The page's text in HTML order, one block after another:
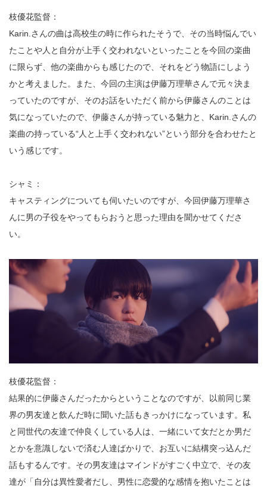
枝優花監督：
Karin.さんの曲は高校生の時に作られたそうで、その当時悩んでい
たことや人と自分が上手く交われないといったことを今回の楽曲
に限らず、他の楽曲からも感じたので、それをどう物語にしよう
かと考えました。また、今回の主演は伊藤万理華さんで元々決ま
っていたのですが、そのお話をいただく前から伊藤さんのことは
気になっていたので、伊藤さんが持っている魅力と、Karin.さんの
楽曲の持っている“人と上手く交われない”という部分を合わせたと
いう感じです。
シャミ：
キャスティングについても伺いたいのですが、今回伊藤万理華さ
んに男の子役をやってもらおうと思った理由を聞かせてくださ
い。
枝優花監督：
結果的に伊藤さんだったからということなのですが、以前同じ業
界の男友達と飲んだ時に聞いた話もきっかけになっています。私
と同世代の友達で仲良くしている人は、一緒にいて女だとか男だ
とかを意識しないで済む人達ばかりで、お互いに結構突っ込んだ
話もするんです。その男友達はマインドがすごく中立で、その友
達が「自分は異性愛者だし、男性に恋愛的な感情を抱いたことは